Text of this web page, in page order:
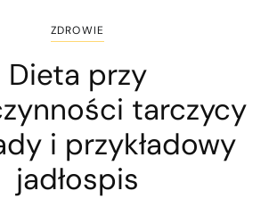
ZDROWIE
Dieta przy
tarczycy
i przykładowy
jadłospis